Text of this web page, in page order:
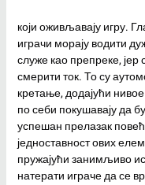
који оживљавају игру.
играчи морају водити
служе као препреке, јер
смерити ток. То су
кретање, додајући
по себи покушавају да
успешан прелазак
једноставност ових
пружајући занимљиво
натерати играче да се